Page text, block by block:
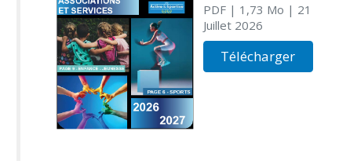
PDF| 1,73 Mo | 21
Juillet 2026
Télécharger